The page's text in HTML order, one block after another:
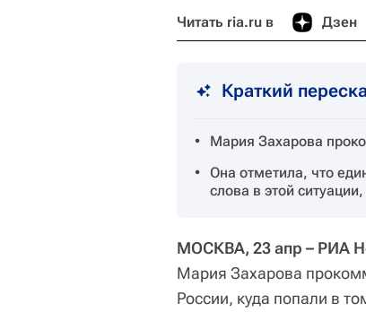
Читать ria.ru в Дзен
Краткий
Мария Захарова
Она отметила, что
слова в этой
МОСКВА, 23 апр – РИА
Мария Захарова
России, куда попали в